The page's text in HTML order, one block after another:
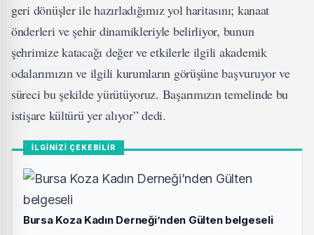
geri dönüşler ile hazırladığımız yol haritasını; kanaat
önderleri ve şehir dinamikleriyle belirliyor, bunun
şehrimize katacağı değer ve etkilerle ilgili akademik
odalarımızın ve ilgili kurumların görüşüne başvuruyor ve
süreci bu şekilde yürütüyoruz. Başarımızın temelinde bu
istişare kültürü yer alıyor” dedi.
İLGİNİZİ ÇEKEBİLİR
Bursa Koza Kadın Derneği’nden Gülten belgeseli